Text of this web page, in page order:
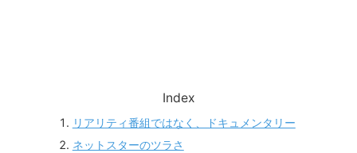
Index
リアリティ番組ではなく、ドキュメンタリー
ネットスターのツラさ